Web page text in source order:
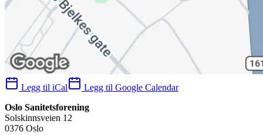
Legg til iCal
Legg til Google Calendar
Oslo Sanitetsforening
Solskinnsveien 12
0376 Oslo